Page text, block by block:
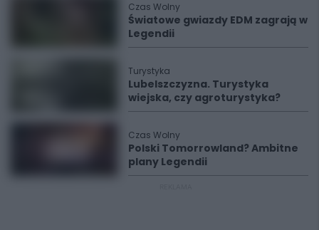
Czas Wolny
Światowe gwiazdy EDM zagrają w
Legendii
Turystyka
Lubelszczyzna. Turystyka
wiejska, czy agroturystyka?
Czas Wolny
Polski Tomorrowland? Ambitne
plany Legendii